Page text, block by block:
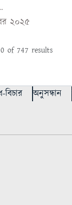
২০২৫
of 747 results
অনুসন্ধান